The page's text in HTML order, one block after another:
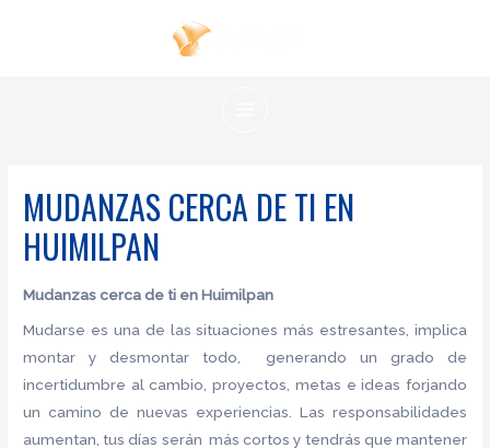
MUDANZAS CERCA DE TI EN
HUIMILPAN
Mudanzas cerca de ti en Huimilpan
Mudarse es una de las situaciones más estresantes, implica
montar y desmontar todo, generando un grado de
incertidumbre al cambio, proyectos, metas e ideas forjando
un camino de nuevas experiencias. Las responsabilidades
aumentan, tus días serán más cortos y tendrás que mantener